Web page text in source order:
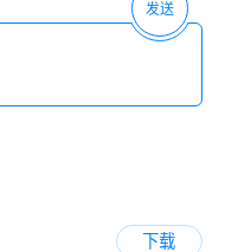
发送
下载